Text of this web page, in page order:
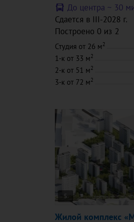
До центра ~ 30
Сдается в III-2028 г.
Построено 0 из 2
Студия от 26 м2
1-к от 33 м2
2-к от 51 м2
3-к от 72 м2
5
Жилой комплекс